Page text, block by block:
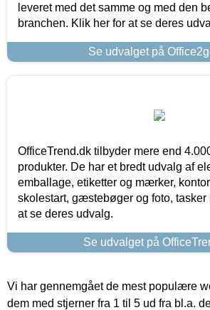
leveret med det samme og med den
branchen. Klik her for at se deres
Se udvalget på
OfficeTrend.dk tilbyder mere end
produkter. De har et bredt udvalg af
emballage, etiketter og mærker,
skolestart, gæstebøger og foto, tasker
at se deres udvalg.
Se udvalget på
Vi har gennemgået de mest populære
dem med stjerner fra 1 til 5 ud fra bl.a.